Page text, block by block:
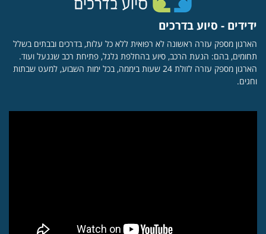
ידידים - סיוע בדרכים
הארגון מספק עזרה ראשונה לא רפואית ללא כל עלות, בדרכים ובבתים בשלל
תחומים, בהם: הנעת הרכב, סיוע בהחלפת גלגל, פתיחת רכב שננעל ועוד.
הארגון מספק עזרה לזולת 24 שעות ביממה, בכל ימות השבוע, למעט שבתות
וחגים.